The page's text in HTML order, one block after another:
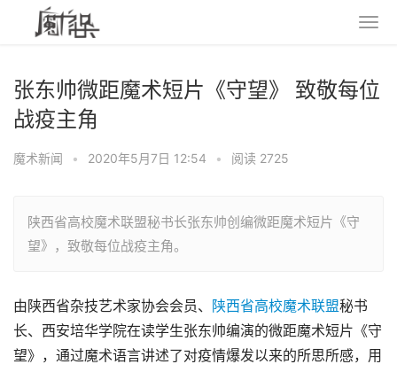
张东帅微距魔术短片《守望》 致敬每位
战疫主角
魔术新闻 • 2020年5月7日 12:54 • 阅读 2725
陕西省高校魔术联盟秘书长张东帅创编微距魔术短片《守
望》，致敬每位战疫主角。
由陕西省杂技艺术家协会会员、 陕西省高校魔术联盟秘书
长、西安培华学院在读学生张东帅编演的微距魔术短片《守
望》，通过魔术语言讲述了对疫情爆发以来的所思所感，用